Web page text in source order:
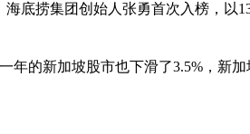
底捞集团创始人张勇首次入榜，以
年的新加坡股市也下滑了3.5%，新